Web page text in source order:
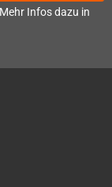
Infos dazu in